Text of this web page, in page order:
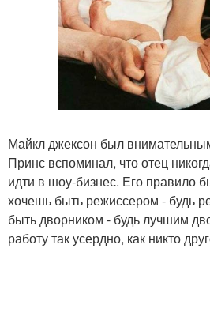
Майкл джексон был
Принс вспоминал, что отец
идти в шоу-бизнес. Его правило
хочешь быть режиссером - будь
быть дворником - будь лучшим
работу так усердно, как никто